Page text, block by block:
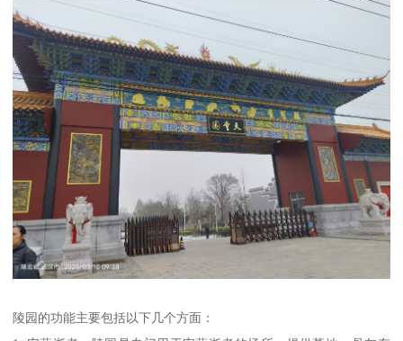
陵园的功能主要包括以下几个方面：